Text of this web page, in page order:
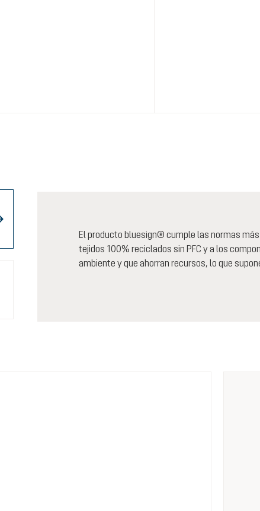
El producto bluesign® cumple las normas
tejidos 100% reciclados sin PFC y a los
ambiente y que ahorran recursos, lo que